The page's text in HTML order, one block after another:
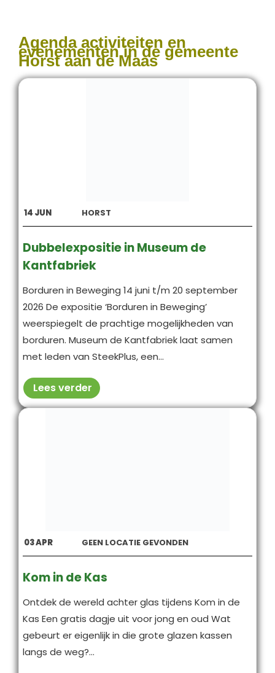
Agenda activiteiten en
evenementen in de gemeente
Horst aan de Maas
14 JUN HORST
Dubbelexpositie in Museum de
Kantfabriek
Borduren in Beweging 14 juni t/m 20 september
2026 De expositie ‘Borduren in Beweging’
weerspiegelt de prachtige mogelijkheden van
borduren. Museum de Kantfabriek laat samen
met leden van SteekPlus, een...
Lees verder
03APR GEEN LOCATIE GEVONDEN
Kom in de Kas
Ontdek de wereld achter glas tijdens Kom in de
Kas Een gratis dagje uit voor jong en oud Wat
gebeurt er eigenlijk in die grote glazen kassen
langs de weg?...